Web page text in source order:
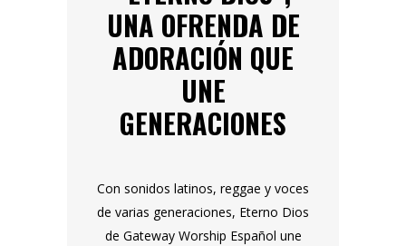
UNA OFRENDA DE
ADORACIÓN QUE
UNE
GENERACIONES
Con sonidos latinos, reggae y voces
de varias generaciones, Eterno Dios
de Gateway Worship Español une